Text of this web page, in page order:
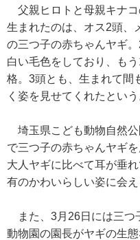
父親ヒロトと母親キナコ
生まれたのは、オス2頭、
の三つ子の赤ちゃんヤギ
白い毛色をしており、も
格。3頭とも、生まれて間
く姿を見せてくれたという
埼玉県こども動物自然公
で三つ子の赤ちゃんヤギ
大人ヤギに比べて耳が垂
有のかわいらしい姿に会え
また、3月26日には三つ
動物園の園長がヤギの生